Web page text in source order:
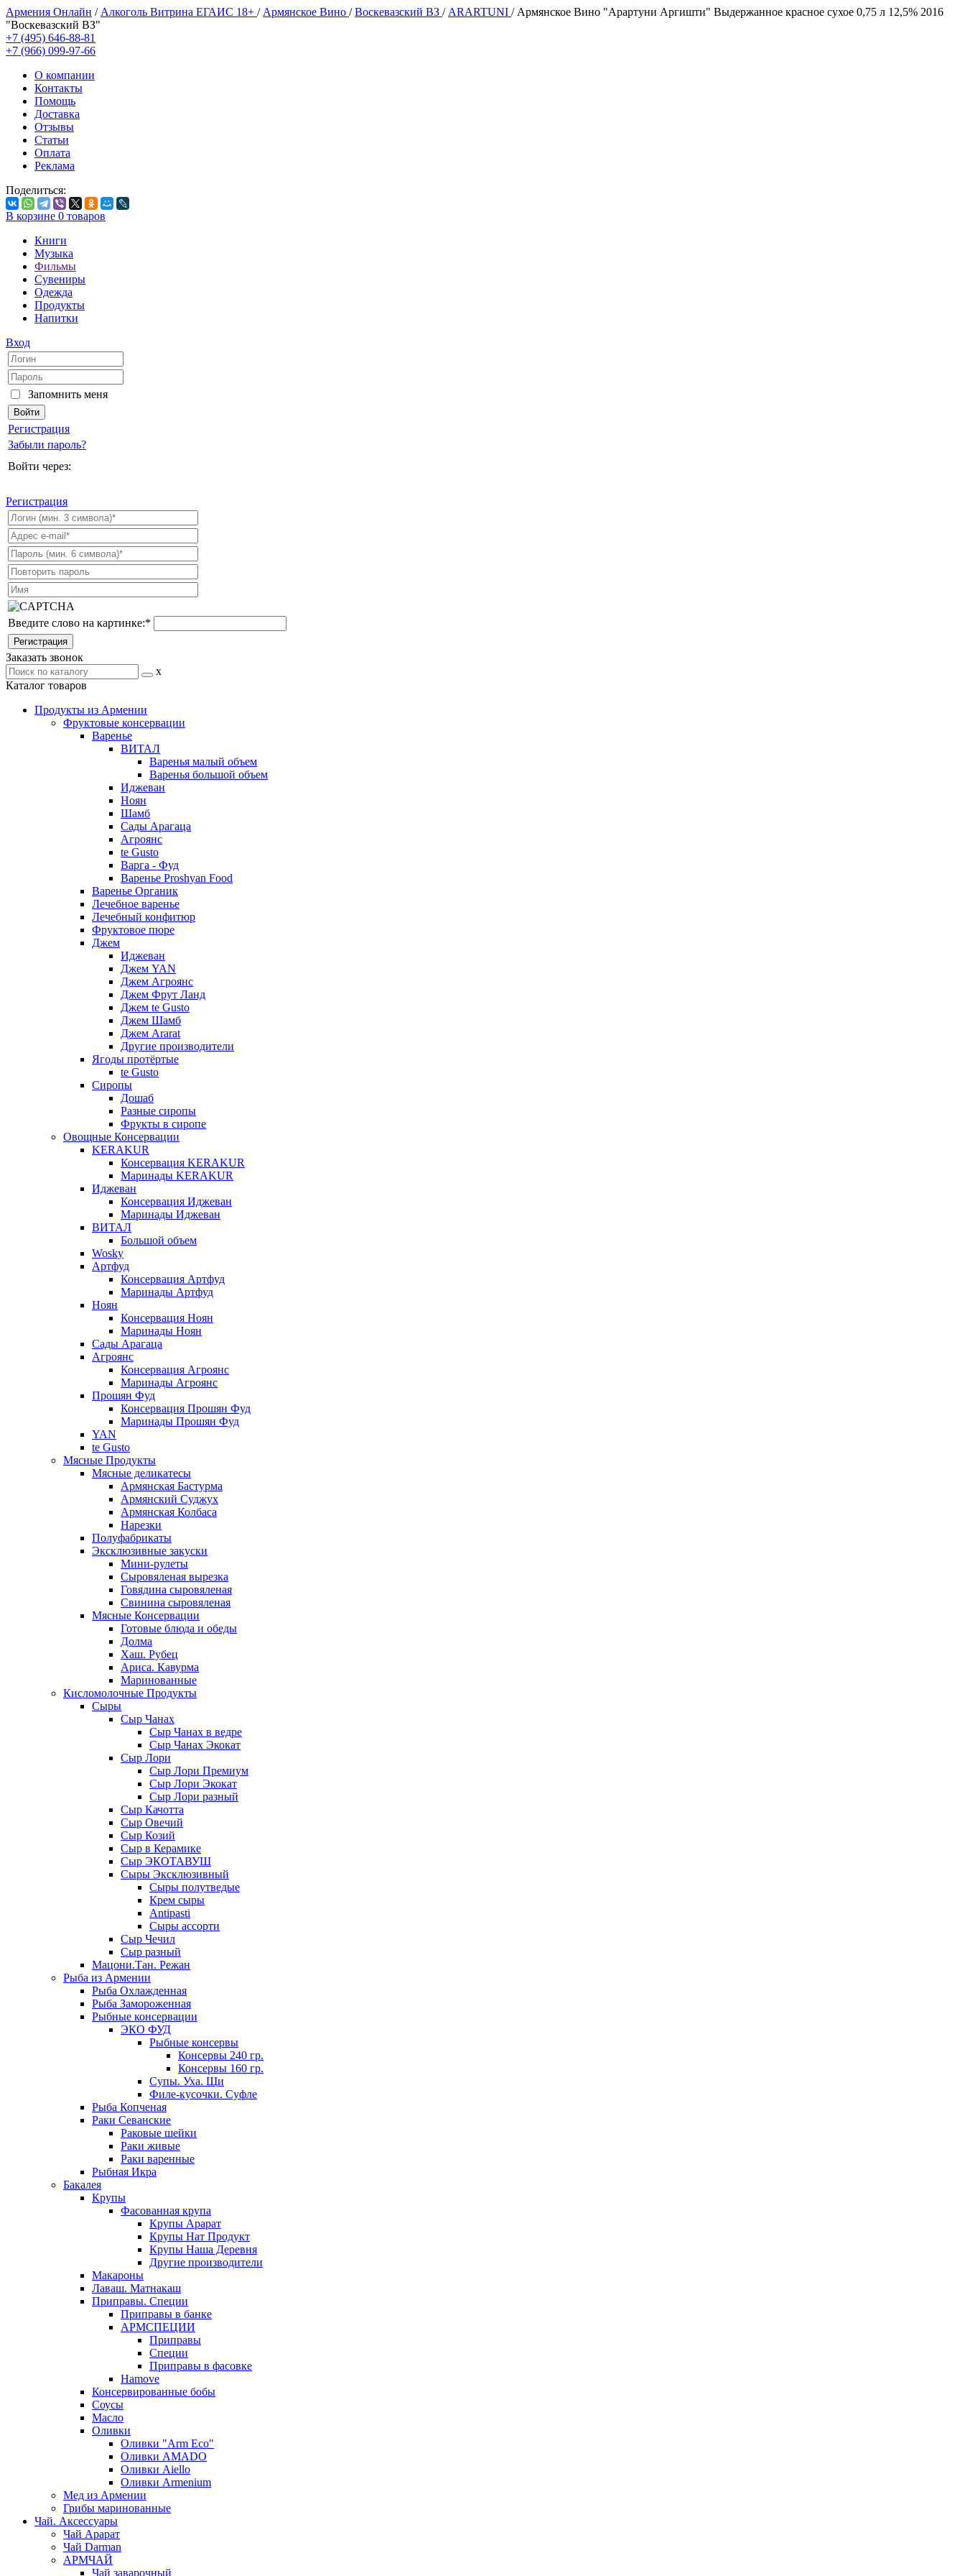
Армения Онлайн / Алкоголь Витрина ЕГАИС 18+ / Армянское Вино /Воскевазский ВЗ / ARARTUNI / Армянское Bинo "Арартуни Аргишти" Выдержанное красное сухое 0,75 л 12,5% 2016
"Воскевазский ВЗ"
+7 (495) 646-88-81
+7 (966) 099-97-66
О компании
Контакты
Помощь
Доставка
Отзывы
Статьи
Оплата
Реклама
Поделиться:
В корзине 0 товаров
Книги
Музыка
Фильмы
Сувениры
Одежда
Продукты
Напитки
Вход
Запомнить меня
Регистрация
Забыли пароль?
Войти через:
Регистрация
Введите слово на картинке:*
Заказать звонок
x
Каталог товаров
Продукты из Армении
Фруктовые консервации
Варенье
ВИТАЛ
Варенья малый объем
Варенья большой объем
Иджеван
Ноян
Шамб
Сады Арагаца
Агроянс
te Gusto
Варга - Фуд
Варенье Proshyan Food
Варенье Органик
Лечебное варенье
Лечебный конфитюр
Фруктовое пюре
Джем
Иджеван
Джем YAN
Джем Агроянс
Джем Фрут Ланд
Джем te Gusto
Джем Шамб
Джем Ararat
Другие производители
Ягоды протёртые
te Gusto
Сиропы
Дошаб
Разные сиропы
Фрукты в сиропе
Овощные Консервации
KERAKUR
Консервация KERAKUR
Маринады KERAKUR
Иджеван
Консервация Иджеван
Маринады Иджеван
ВИТАЛ
Большой объем
Wosky
Артфуд
Консервация Артфуд
Маринады Артфуд
Ноян
Консервация Ноян
Маринады Ноян
Сады Арагаца
Агроянс
Консервация Агроянс
Маринады Агроянс
Прошян Фуд
Консервация Прошян Фуд
Маринады Прошян Фуд
YAN
te Gusto
Мясные Продукты
Мясные деликатесы
Армянская Бастурма
Армянский Суджух
Армянская Колбаса
Нарезки
Полуфабрикаты
Эксклюзивные закуски
Мини-рулеты
Сыровяленая вырезка
Говядина сыровяленая
Свинина сыровяленая
Мясные Консервации
Готовые блюда и обеды
Долма
Хаш. Рубец
Ариса. Кавурма
Маринованные
Кисломолочные Продукты
Сыры
Сыр Чанах
Сыр Чанах в ведре
Сыр Чанах Экокат
Сыр Лори
Сыр Лори Премиум
Сыр Лори Экокат
Сыр Лори разный
Сыр Качотта
Сыр Овечий
Сыр Козий
Сыр в Керамике
Сыр ЭКОТАВУШ
Сыры Эксклюзивный
Сыры полутведые
Крем сыры
Antipasti
Сыры ассорти
Сыр Чечил
Сыр разный
Мацони.Тан. Режан
Рыба из Армении
Рыба Охлажденная
Рыба Замороженная
Рыбные консервации
ЭКО ФУД
Рыбные консервы
Консервы 240 гр.
Консервы 160 гр.
Супы. Уха. Щи
Филе-кусочки. Суфле
Рыба Копченая
Раки Севанские
Раковые шейки
Раки живые
Раки варенные
Рыбная Икра
Бакалея
Крупы
Фасованная крупа
Крупы Арарат
Крупы Нат Продукт
Крупы Наша Деревня
Другие производители
Макароны
Лаваш. Матнакаш
Приправы. Специи
Приправы в банке
АРМСПЕЦИИ
Приправы
Специи
Приправы в фасовке
Hamove
Консервированные бобы
Соусы
Масло
Оливки
Оливки "Arm Eco"
Оливки AMADO
Оливки Aiello
Оливки Armenium
Мед из Армении
Грибы маринованные
Чай. Аксессуары
Чай Арарат
Чай Darman
АРМЧАЙ
Чай заварочный